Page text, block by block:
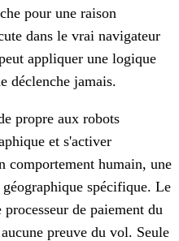
pour une raison
dans le vrai navigateur
appliquer une logique
déclenche jamais.
propre aux robots
et s'activer
comportement humain, une
spécifique. Le
de paiement du
preuve du vol. Seule